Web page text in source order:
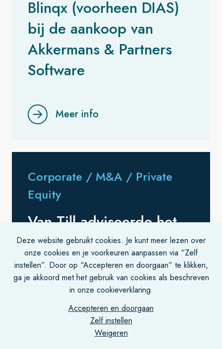
Deze website gebruikt cookies. Je kunt meer lezen over
onze cookies en je voorkeuren aanpassen via “Zelf
instellen”. Door op “Accepteren en doorgaan” te klikken,
ga je akkoord met het gebruik van cookies als beschreven
in onze cookieverklaring.
Accepteren en doorgaan
Zelf instellen
Weigeren
Blinqx (voorheen DIAS)
bij de aankoop van
Akkermans & Partners
Software
Meer info
Corporate / M&A / Private
Equity
Van Till adviseerde het
Duitse GGW Groep
(portfolio company van
Hg Capital) bij de
aankoop van alle
aandelen in NDB Groep